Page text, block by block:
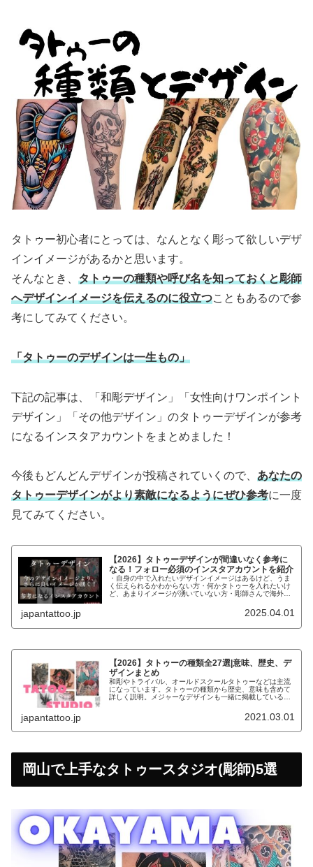
タトゥー初心者にとっては、なんとなく彫って欲しいデザ
インイメージがあるかと思います。
そんなとき、 タトゥーの種類や呼び名を知っておくと彫師
へデザインイメージを伝えるのに役立つこともあるので参
考にしてみてください。
「タトゥーのデザインは一生もの」
下記の記事は、「和彫デザイン」「女性向けワンポイント
デザイン」「その他デザイン」のタトゥーデザインが参考
になるインスタアカウントをまとめました！
今後もどんどんデザインが投稿されていくので、 あなたの
タトゥーデザインがより素敵になるようにぜひ参考に一度
見てみてください。
【2026】タトゥーデザインが間違いなく参考に
なる！フォロー必須のインスタアカウントを紹介
・自身の中で入れたいデザインイメージはあるけど、うま
く伝えられるかわからない方・何かタトゥーを入れたいけ
ど、あまりイメージが湧いていない方・彫師さんで海外の
japantattoo.jp 2025.04.01
【2026】タトゥーの種類全27選|意味、歴史、デ
ザインまとめ
和彫やトライバル、オールドスクールタトゥーなどは主流
になっています。タトゥーの種類から歴史、意味も含めて
詳しく説明。メジャーなデザインも一緒に掲載しているの
japantattoo.jp 2021.03.01
岡山で上手なタトゥースタジオ(彫師)5選